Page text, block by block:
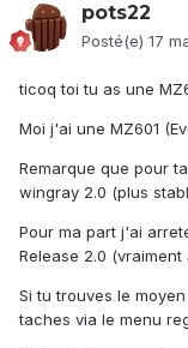
pots22
Posté(e) 17
ticoq toi tu as une
Moi j'ai une MZ601
Remarque que pour
wingray 2.0 (plus
Pour ma part j'ai
Release 2.0
Si tu trouves le
taches via le menu